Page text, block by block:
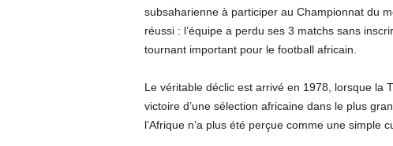
subsaharienne à participer au Championnat du
réussi : l’équipe a perdu ses 3 matchs sans
tournant important pour le football africain.
Le véritable déclic est arrivé en 1978, lorsque la
victoire d’une sélection africaine dans le plus
l’Afrique n’a plus été perçue comme une simple